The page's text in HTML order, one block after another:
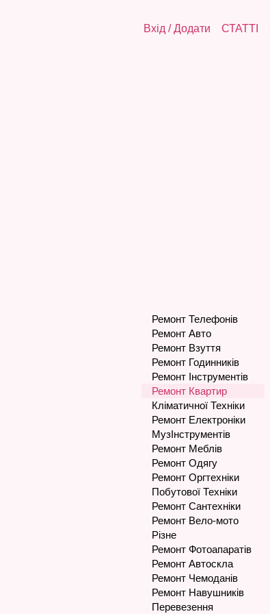
Вхід /Додати СТАТТІ
Ремонт Телефонів
Ремонт Авто
Ремонт Взуття
Ремонт Годинників
Ремонт Інструментів
Ремонт Квартир
Кліматичної Техніки
Ремонт Електроніки
МузІнструментів
Ремонт Меблів
Ремонт Одягу
Ремонт Оргтехніки
Побутової Техніки
Ремонт Сантехніки
Ремонт Вело-мото
Різне
Ремонт Фотоапаратів
Ремонт Автоскла
Ремонт Чемоданів
Ремонт Навушників
Перевезення